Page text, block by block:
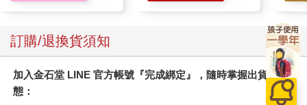
這裡特別要加以說明的是，紫微斗數與子平術不同，是不需要用
到四柱（即八字）的概念的。本書介紹排四柱的用意是出於考慮
命理學的完整性。這樣，讀者可以用子平術對八字進行推演，進
而驗證紫微斗數與子平術的差異。
用天干地支紀年、月、日、時，就形成了四組干支，稱為四柱，
年干支稱年柱，月干支稱月柱，日干支稱日柱，時干支稱時柱。
訂購/退換貨須知
加入金石堂 LINE 官方帳號『完成綁定』，隨時掌握出貨動
態：